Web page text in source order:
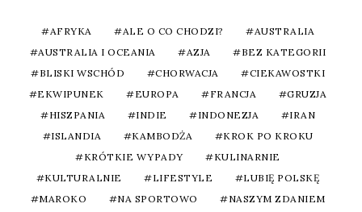
AFRYKA ALE O CO CHODZI?
AUSTRALIA
AUSTRALIA I OCEANIA
AZJA
BEZ KATEGORII
BLISKI WSCHÓD
CHORWACJA
CIEKAWOSTKI
EKWIPUNEK
EUROPA FRANCJA
GRUZJA
HISZPANIA
INDIE INDONEZJA
IRAN
ISLANDIA
KAMBODŻA
KROK PO KROKU
KRÓTKIE WYPADY
KULINARNIE
KULTURALNIE
LIFESTYLE
LUBIĘ POLSKĘ
MAROKO
NA SPORTOWO
NASZYM ZDANIEM